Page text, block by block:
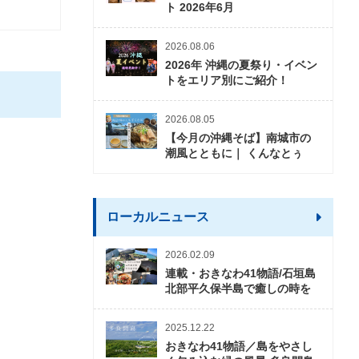
ト 2026年6月
2026.08.06
2026年 沖縄の夏祭り・イベン
トをエリア別にご紹介！
2026.08.05
【今月の沖縄そば】南城市の
潮風とともに｜ くんなとぅ
ローカルニュース
2026.02.09
連載・おきなわ41物語/石垣島
北部平久保半島で癒しの時を
2025.12.22
おきなわ41物語／島をやさし